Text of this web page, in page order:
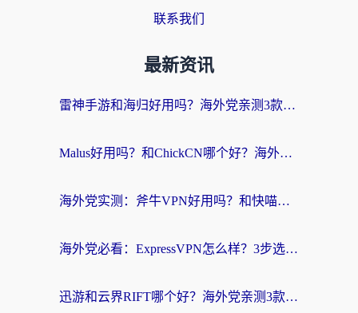
联系我们
最新资讯
雷神手游和海归好用吗？海外党亲测3款热门回国加速器+番茄加速器深度体验
Malus好用吗？和ChickCN哪个好？海外党亲测：选对回国加速器，追剧游戏不卡顿
海外党实测：斧牛VPN好用吗？和快喵VPN对比哪个回国效果更好？附3款热门加速器深度分析
海外党必看：ExpressVPN怎么样？3步选对回国加速器，无缝刷国内剧玩手游
迅游和云界RIFT哪个好？海外党亲测3款回国加速器，教你无缝刷国内剧玩游戏